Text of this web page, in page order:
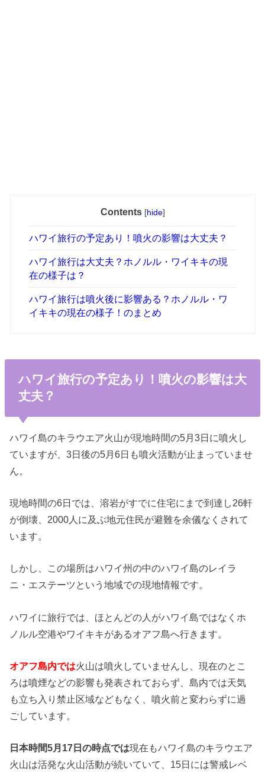
Contents [hide]
ハワイ旅行の予定あり！噴火の影響は大丈夫？
ハワイ旅行は大丈夫？ホノルル・ワイキキの現
在の様子は？
ハワイ旅行は噴火後に影響ある？ホノルル・ワ
イキキの現在の様子！のまとめ
ハワイ旅行の予定あり！噴火の影響は大
丈夫？
ハワイ島のキラウエア火山が現地時間の5月3日に噴火し
ていますが、3日後の5月6日も噴火活動が止まっていませ
ん。
現地時間の6日では、溶岩がすでに住宅にまで到達し26軒
が倒壊、2000人に及ぶ地元住民が避難を余儀なくされて
います。
しかし、この場所はハワイ州の中のハワイ島のレイラ
ニ・エステーツという地域での現地情報です。
ハワイに旅行では、ほとんどの人がハワイ島ではなくホ
ノルル空港やワイキキがあるオアフ島へ行きます。
オアフ島内では火山は噴火していませんし、現在のとこ
ろは噴煙などの影響も発表されておらず、島内では天気
も立ち入り禁止区域などもなく、噴火前と変わらずに過
ごしています。
日本時間5月17日の時点では現在もハワイ島のキラウエア
火山は活発な火山活動が続いていて、15日には警戒レベ